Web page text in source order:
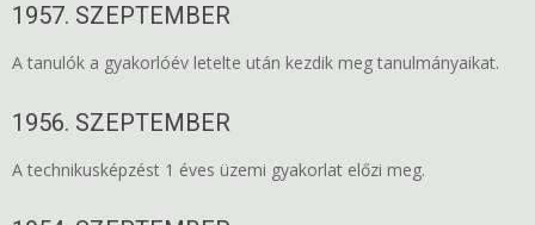
1957. SZEPTEMBER
A tanulók a gyakorlóév letelte után kezdik meg tanulmányaikat.
1956. SZEPTEMBER
A technikusképzést 1 éves üzemi gyakorlat előzi meg.